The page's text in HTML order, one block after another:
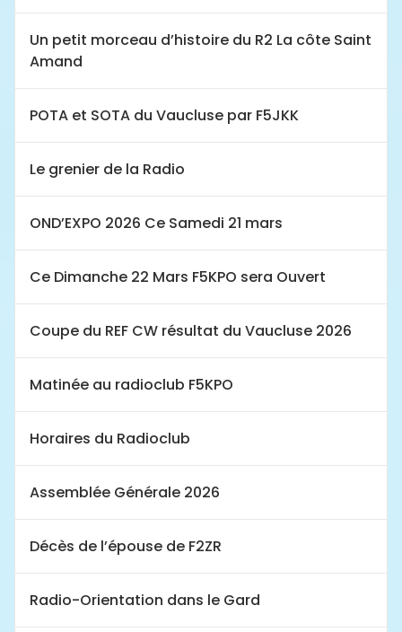
Un petit morceau d’histoire du R2 La côte Saint
Amand
POTA et SOTA du Vaucluse par F5JKK
Le grenier de la Radio
OND’EXPO 2026 Ce Samedi 21 mars
Ce Dimanche 22 Mars F5KPO sera Ouvert
Coupe du REF CW résultat du Vaucluse 2026
Matinée au radioclub F5KPO
Horaires du Radioclub
Assemblée Générale 2026
Décès de l’épouse de F2ZR
Radio-Orientation dans le Gard